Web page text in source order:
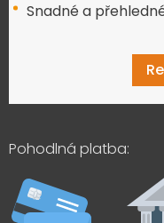
Snadné a
Pohodlná platba: